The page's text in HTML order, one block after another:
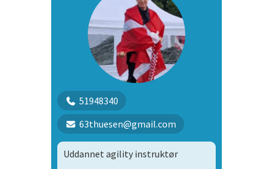
51948340
63thuesen@gmail.com
Uddannet agility instruktør